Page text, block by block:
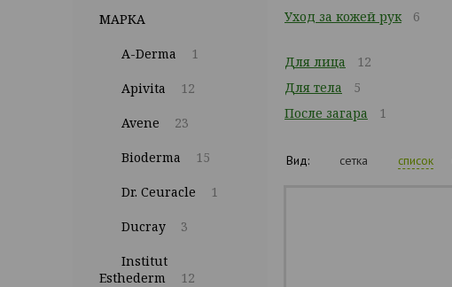
МАРКА
A-Derma 1
Apivita 12
Avene 23
Bioderma 15
Dr. Ceuracle 1
Ducray 3
Institut
Esthederm
12
Уход за кожей рук
6
Для лица
12
Для тела
5
После загара
1
Вид: сетка список